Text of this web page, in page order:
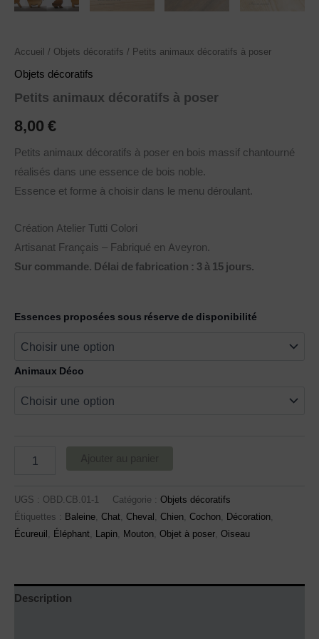
Accueil / Objets décoratifs / Petits animaux décoratifs à poser
Objets décoratifs
Petits animaux décoratifs à poser
8,00 €
Petits animaux décoratifs à poser en bois massif chantourné
réalisés dans une essence de bois noble.
Essence et forme à choisir dans le menu déroulant.
Création Atelier Tutti Colori
Artisanat Français – Fabriqué en Aveyron.
Sur commande. Délai de fabrication : 3 à 15 jours.
Essences proposées sous réserve de disponibilité
Animaux Déco
UGS : OBD.CB.01-1 Catégorie : Objets décoratifs
Étiquettes : Baleine, Chat, Cheval, Chien, Cochon, Décoration,
Écureuil, Éléphant, Lapin, Mouton, Objet à poser, Oiseau
Description